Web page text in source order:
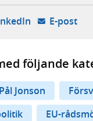
flik, extern
i ny flik, extern
- öppnas i ny
E-post-
följande
Pål Jonson
EU-